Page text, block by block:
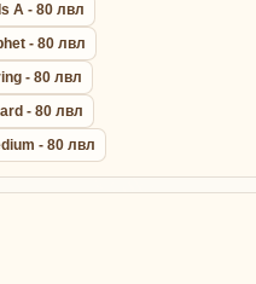
A - 80 лвл
- 80 лвл
- 80 лвл
- 80 лвл
- 80 лвл